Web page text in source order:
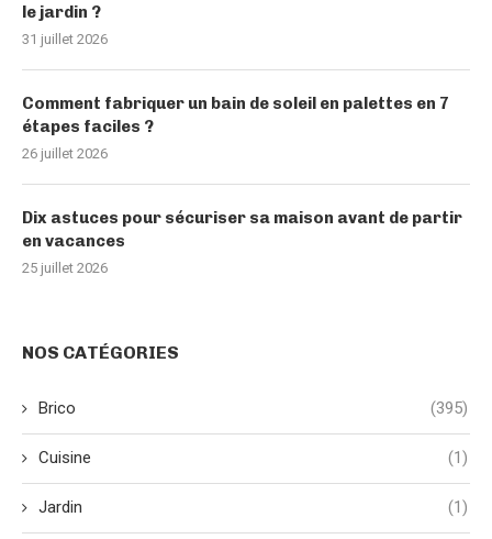
le jardin ?
31 juillet 2026
Comment fabriquer un bain de soleil en palettes en 7
étapes faciles ?
26 juillet 2026
Dix astuces pour sécuriser sa maison avant de partir
en vacances
25 juillet 2026
NOS CATÉGORIES
Brico (395)
Cuisine (1)
Jardin (1)